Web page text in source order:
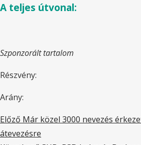
A teljes útvonal:
Szponzorált tartalom
Részvény:
Arány:
Előző Már közel 3000 nevezés
átevezésre